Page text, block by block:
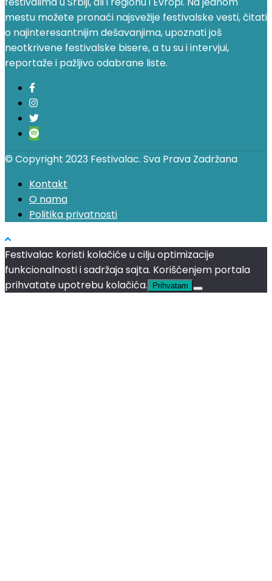
mestu možete pronaći najsvežije festivalske vesti, čitati
o najinteresantnijim dešavanjima, upoznati još
neotkrivene festivalske bisere, a tu su i intervjui,
reportaže i pažljivo odabrane liste.
© Copyright 2023 Festivalac. Sva Prava Zadržana
Kontakt
O nama
Politika privatnosti
Festivalac koristi kolačiće u cilju optimizacije
funkcionalnosti i sadržaja sajta. Korišćenjem portala
prihvatate upotrebu kolačića.
Prihvatam